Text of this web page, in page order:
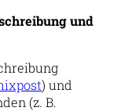
und
) und
(z. B.